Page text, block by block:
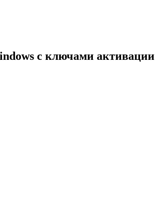
с ключами активации